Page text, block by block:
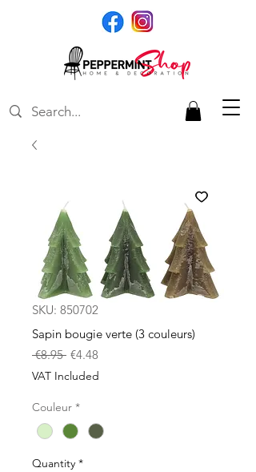
SKU: 850702
Sapin bougie verte (3 couleurs)
€8.95 Regular
Price
€4.48
Price
VAT Included
Couleur *
Quantity *